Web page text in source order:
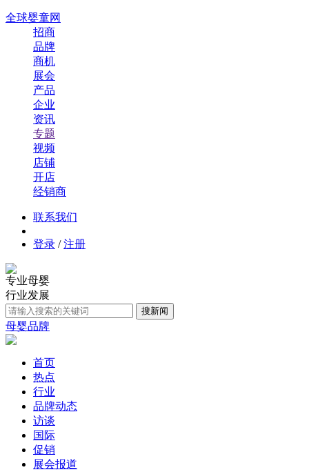
全球婴童网
招商
品牌
商机
展会
产品
企业
资讯
专题
视频
店铺
开店
经销商
联系我们
登录 /注册
专业母婴
行业发展
母婴品牌
首页
热点
行业
品牌动态
访谈
国际
促销
展会报道